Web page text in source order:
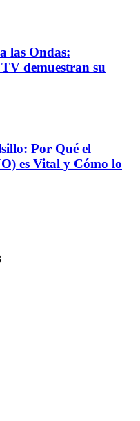
las Ondas:
demuestran su
Por Qué el
es Vital y Cómo lo